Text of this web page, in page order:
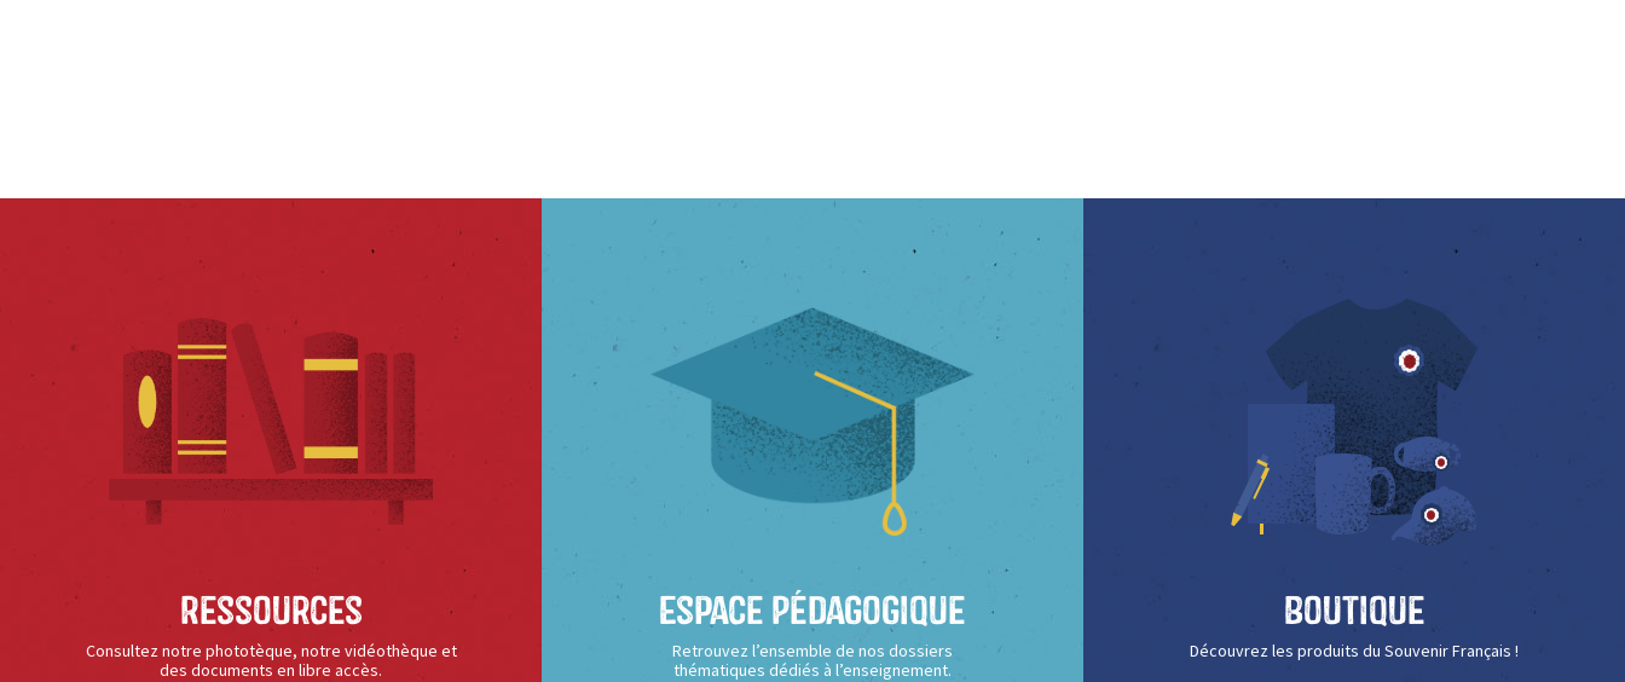
Ressources
Consultez notre phototèque, notre vidéothèque et
des documents en libre accès.
Espace Pédagogique
Retrouvez l’ensemble de nos dossiers
thématiques dédiés à l’enseignement.
Boutique
Découvrez les produits du Souvenir Français !